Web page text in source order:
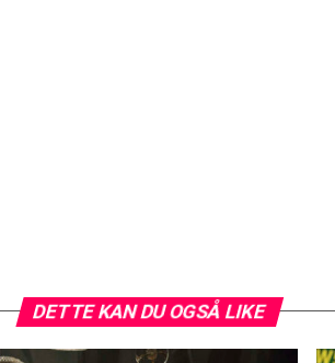
DETTE KAN DU OGSÅ LIKE